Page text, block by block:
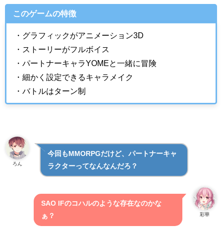
このゲームの特徴
・グラフィックがアニメーション3D
・ストーリーがフルボイス
・パートナーキャラYOMEと一緒に冒険
・細かく設定できるキャラメイク
・バトルはターン制
ろん
今回もMMORPGだけど、パートナーキャ
ラクターってなんなんだろ？
彩華
SAO IFのコハルのような存在なのかな
ぁ？